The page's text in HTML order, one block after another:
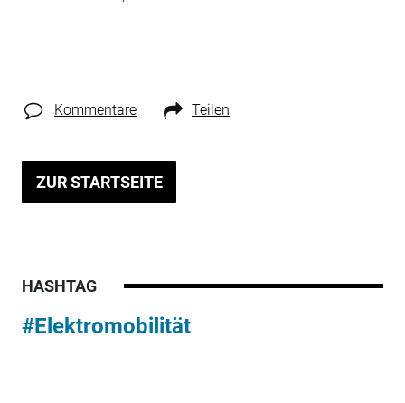
Kommentare Teilen
ZUR STARTSEITE
HASHTAG
#Elektromobilität